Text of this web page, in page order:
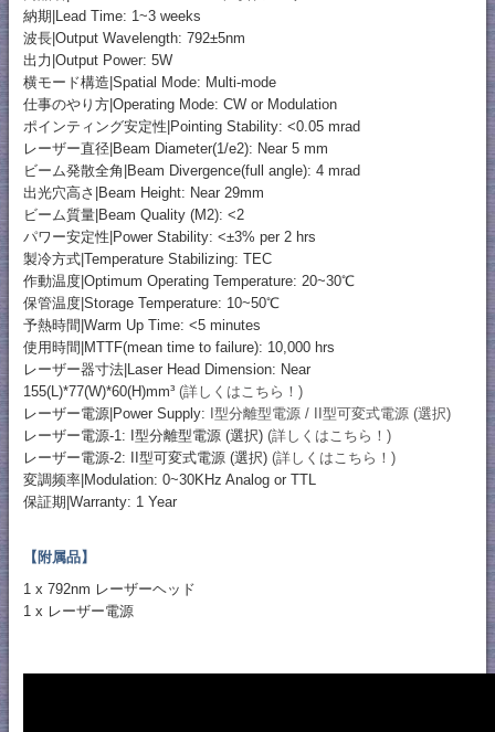
納期|Lead Time: 1~3 weeks
波長|Output Wavelength: 792±5nm
出力|Output Power: 5W
横モード構造|Spatial Mode: Multi-mode
仕事のやり方|Operating Mode: CW or Modulation
ポインティング安定性|Pointing Stability: <0.05 mrad
レーザー直径|Beam Diameter(1/e2): Near 5 mm
ビーム発散全角|Beam Divergence(full angle): 4 mrad
出光穴高さ|Beam Height: Near 29mm
ビーム質量|Beam Quality (M2): <2
パワー安定性|Power Stability: <±3% per 2 hrs
製冷方式|Temperature Stabilizing: TEC
作動温度|Optimum Operating Temperature: 20~30℃
保管温度|Storage Temperature: 10~50℃
予熱時間|Warm Up Time: <5 minutes
使用時間|MTTF(mean time to failure): 10,000 hrs
レーザー器寸法|Laser Head Dimension: Near
155(L)*77(W)*60(H)mm³ (詳しくはこちら！)
レーザー電源|Power Supply: I型分離型電源 / II型可変式電源 (選択)
レーザー電源-1: I型分離型電源 (選択) (詳しくはこちら！)
レーザー電源-2: II型可変式電源 (選択) (詳しくはこちら！)
変調频率|Modulation: 0~30KHz Analog or TTL
保証期|Warranty: 1 Year
【附属品】
1 x 792nm レーザーヘッド
1 x レーザー電源